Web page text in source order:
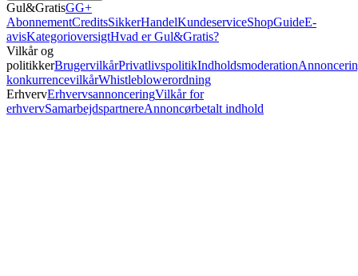
Gul&GratisGG+
AbonnementCreditsSikkerHandelKundeserviceShopGuideE-
avisKategorioversigtHvad er Gul&Gratis?
Vilkår og
politikkerBrugervilkårPrivatlivspolitikIndholdsmoderation
konkurrencevilkårWhistleblowerordning
ErhvervErhvervsannonceringVilkår for
erhvervSamarbejdspartnereAnnoncørbetalt indhold